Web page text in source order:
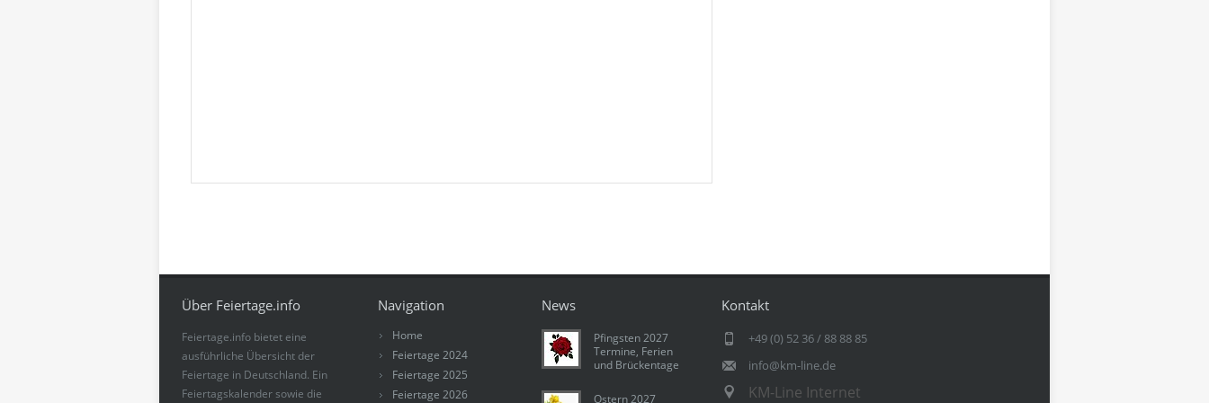
Über Feiertage.info
Feiertage.info bietet eine
ausführliche Übersicht der
Feiertage in Deutschland. Ein
Feiertagskalender sowie die
Navigation
Home
Feiertage 2024
Feiertage 2025
Feiertage 2026
News
Pfingsten 2027
Termine, Ferien
und Brückentage
Ostern 2027
Kontakt
+49 (0) 52 36 / 88 88 85
info@km-line.de
KM-Line Internet